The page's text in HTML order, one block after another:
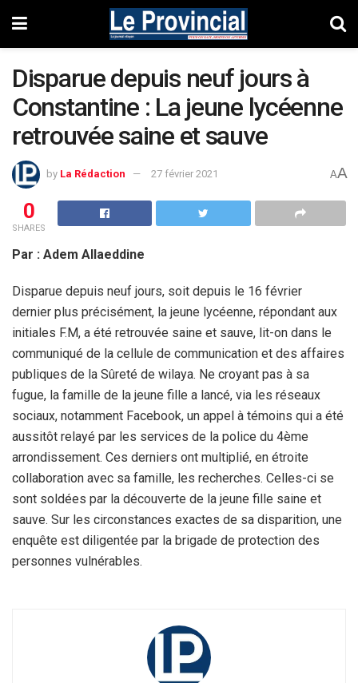
Disparue depuis neuf jours à
Constantine : La jeune lycéenne
retrouvée saine et sauve
by La Rédaction 27 février 2021 AA
0
SHARES
Par : Adem Allaeddine
Disparue depuis neuf jours, soit depuis le 16 février
dernier plus précisément, la jeune lycéenne, répondant aux
initiales F.M, a été retrouvée saine et sauve, lit-on dans le
communiqué de la cellule de communication et des affaires
publiques de la Sûreté de wilaya. Ne croyant pas à sa
fugue, la famille de la jeune fille a lancé, via les réseaux
sociaux, notamment Facebook, un appel à témoins qui a été
aussitôt relayé par les services de la police du 4ème
arrondissement. Ces derniers ont multiplié, en étroite
collaboration avec sa famille, les recherches. Celles-ci se
sont soldées par la découverte de la jeune fille saine et
sauve. Sur les circonstances exactes de sa disparition, une
enquête est diligentée par la brigade de protection des
personnes vulnérables.